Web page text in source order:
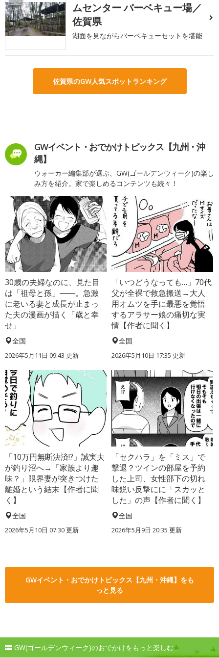
ムセンター バーベキュー場／
佐賀県
湖面を見ながらバーベキューセットを堪能
佐賀県のGW人気スポットランキング
GWイベント・おでかけトピックス【九州・沖
縄】
ウォーカー編集部が選ぶ、GW(ゴールデンウィーク)の楽し
み方を紹介。家で楽しめるコンテンツも続々！
30歳の夫婦なのに、見た目
は「祖母と孫」――。急激
に老いる妻と成長が止まっ
た夫の漫画が描く「歳と幸
せ」
全国
2026年5月11日 09:43 更新
「いつどうなっても…」70代
父が全裸で救急搬送→大人
用オムツを手に最悪を覚悟
するアラサー娘の痛切な実
情【作者に聞く】
全国
2026年5月10日 17:35 更新
「10万円無断決済!?」誠実夫
が釣り沼へ→「家族より趣
味？」限界妻が突きつけた
離婚という結末【作者に聞
く】
全国
2026年5月10日 07:30 更新
「セクハラ」を「ミス」で
撃退？ツインの部屋を予約
した上司、女性部下の切れ
味鋭い反撃にに「スカッと
した」の声【作者に聞く】
全国
2026年5月9日 20:35 更新
GWイベント・おでかけトピックス【九州・沖縄】をも
っと見る
GW(ゴールデンウィーク)のおでかけをもっと楽しむ